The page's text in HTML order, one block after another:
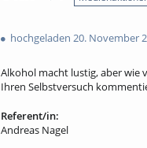
views
hochgeladen 20. November
Alkohol macht lustig, aber wie
Ihren Selbstversuch
Referent/in:
Andreas Nagel